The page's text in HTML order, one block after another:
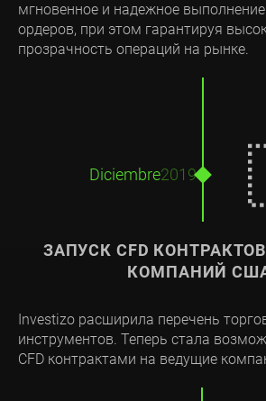
мгновенное и надежное выполнение
ордеров, при этом гарантируя
прозрачность операций на рынке.
ЗАПУСК CFD
КОМПАНИЙ
Investizo расширила перечень
инструментов. Теперь стала
CFD контрактами на ведущие
Diciembre2019